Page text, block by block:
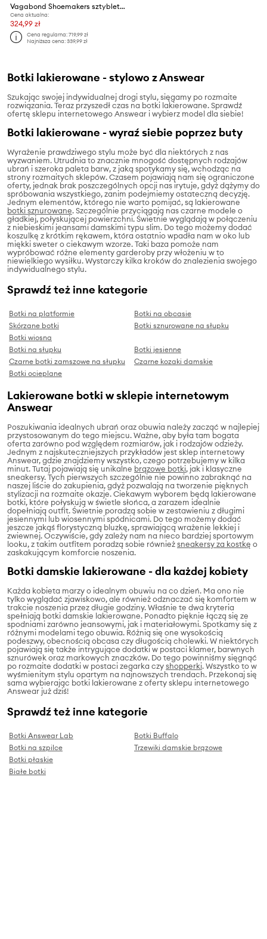
Vagabond Shoemakers sztyblety skórzane AMINA
Cena aktualna:
324,99 zł
Cena regularna:719,99 zł
Najniższa cena:339,99 zł
Botki lakierowane - stylowo z Answear
Szukając swojej indywidualnej drogi stylu, sięgamy po rozmaite
rozwiązania. Teraz przyszedł czas na botki lakierowane. Sprawdź
ofertę sklepu internetowego Answear i wybierz model dla siebie!
Botki lakierowane - wyraź siebie poprzez buty
Wyrażenie prawdziwego stylu może być dla niektórych z nas
wyzwaniem. Utrudnia to znacznie mnogość dostępnych rodzajów
ubrań i szeroka paleta barw, z jaką spotykamy się, wchodząc na
strony rozmaitych sklepów. Czasem pojawiają nam się ograniczone
oferty, jednak brak poszczególnych opcji nas irytuje, gdyż dążymy do
spróbowania wszystkiego, zanim podejmiemy ostateczną decyzję.
Jednym elementów, którego nie warto pomijać, są lakierowane
botki sznurowane. Szczególnie przyciągają nas czarne modele o
gładkiej, połyskującej powierzchni. Świetnie wyglądają w połączeniu
z niebieskimi jeansami damskimi typu slim. Do tego możemy dodać
koszulkę z krótkim rękawem, która ostatnio wpadła nam w oko lub
miękki sweter o ciekawym wzorze. Taki baza pomoże nam
wypróbować różne elementy garderoby przy włożeniu w to
niewielkiego wysiłku. Wystarczy kilka kroków do znalezienia swojego
indywidualnego stylu.
Sprawdź też inne kategorie
Botki na platformie
Botki na obcasie
Skórzane botki
Botki sznurowane na słupku
Botki wiosna
Botki na słupku
Botki jesienne
Czarne botki zamszowe na słupku
Czarne kozaki damskie
Botki ocieplane
Lakierowane botki w sklepie internetowym
Answear
Poszukiwania idealnych ubrań oraz obuwia należy zacząć w najlepiej
przystosowanym do tego miejscu. Ważne, aby była tam bogata
oferta zarówno pod względem rozmiarów, jak i rodzajów odzieży.
Jednym z najskuteczniejszych przykładów jest sklep internetowy
Answear, gdzie znajdziemy wszystko, czego potrzebujemy w kilka
minut. Tutaj pojawiają się unikalne brązowe botki, jak i klasyczne
sneakersy. Tych pierwszych szczególnie nie powinno zabraknąć na
naszej liście do zakupienia, gdyż pozwalają na tworzenie pięknych
stylizacji na rozmaite okazje. Ciekawym wyborem będą lakierowane
botki, które połyskują w świetle słońca, a zarazem idealnie
dopełniają outfit. Świetnie poradzą sobie w zestawieniu z długimi
jesiennymi lub wiosennymi spódnicami. Do tego możemy dodać
jeszcze jakąś florystyczną bluzkę, sprawiającą wrażenie lekkiej i
zwiewnej. Oczywiście, gdy zależy nam na nieco bardziej sportowym
looku, z takim outfitem poradzą sobie równieżsneakersy za kostkę o
zaskakującym komforcie noszenia.
Botki damskie lakierowane - dla każdej kobiety
Każda kobieta marzy o idealnym obuwiu na co dzień. Ma ono nie
tylko wyglądać zjawiskowo, ale również odznaczać się komfortem w
trakcie noszenia przez długie godziny. Właśnie te dwa kryteria
spełniają botki damskie lakierowane. Ponadto pięknie łączą się ze
spodniami zarówno jeansowymi, jak i materiałowymi. Spotkamy się z
różnymi modelami tego obuwia. Różnią się one wysokością
podeszwy, obecnością obcasa czy długością cholewki. W niektórych
pojawiają się także intrygujące dodatki w postaci klamer, barwnych
sznurówek oraz markowych znaczków. Do tego powinniśmy sięgnąć
po rozmaite dodatki w postaci zegarka czyshopperki. Wszystko to w
wyśmienitym stylu opartym na najnowszych trendach. Przekonaj się
sama wybierając botki lakierowane z oferty sklepu internetowego
Answear już dziś!
Sprawdź też inne kategorie
Botki Answear Lab
Botki Buffalo
Botki na szpilce
Trzewiki damskie brązowe
Botki płaskie
Białe botki